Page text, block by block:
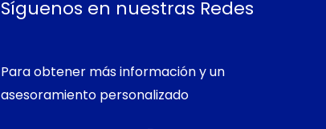
Síguenos en nuestras Redes
Para obtener más información y un
asesoramiento personalizado